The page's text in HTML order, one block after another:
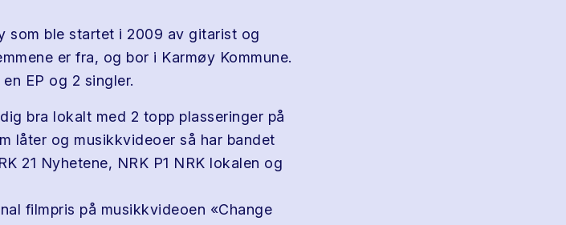
som ble startet i 2009 av gitarist og
er fra, og bor i Karmøy Kommune.
EP og 2 singler.
bra lokalt med 2 topp plasseringer på
låter og musikkvideoer så har bandet
21 Nyhetene, NRK P1 NRK lokalen og
filmpris på musikkvideoen «Change